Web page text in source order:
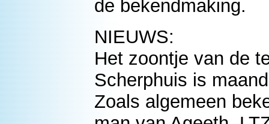
de bekendmaking.
NIEUWS:
Het zoontje van de
Scherphuis is
Zoals algemeen